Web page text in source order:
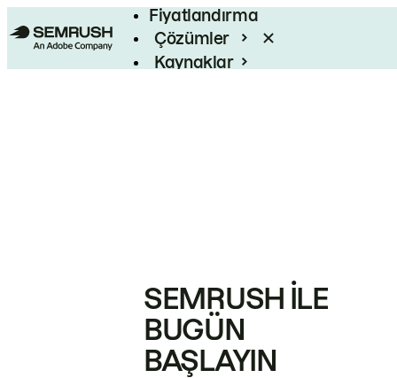
Fiyatlandırma
Çözümler
Kaynaklar
SEMRUSH ILE
BUGÜN
BAŞLAYIN